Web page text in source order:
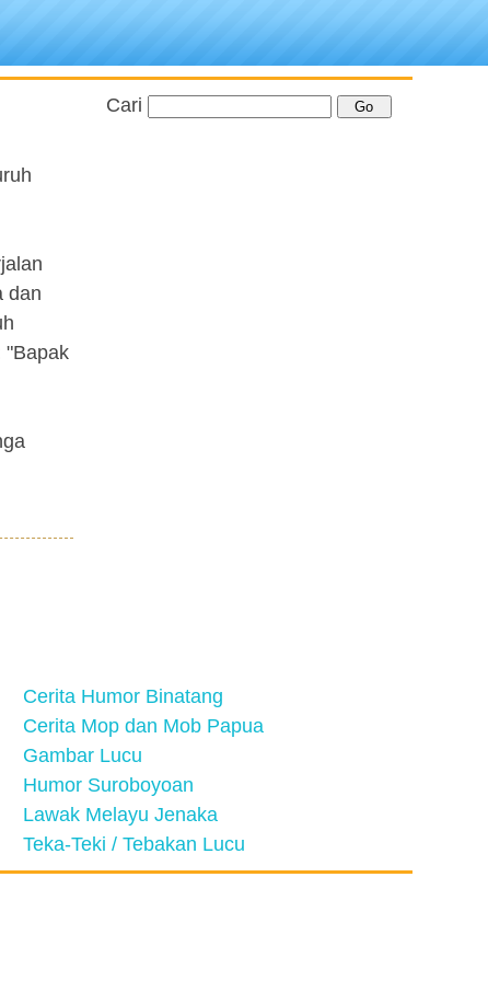
dan
"Bapak
Cari
Cerita Humor Binatang
Cerita Mop dan Mob Papua
Gambar Lucu
Humor Suroboyoan
Lawak Melayu Jenaka
Teka-Teki / Tebakan Lucu